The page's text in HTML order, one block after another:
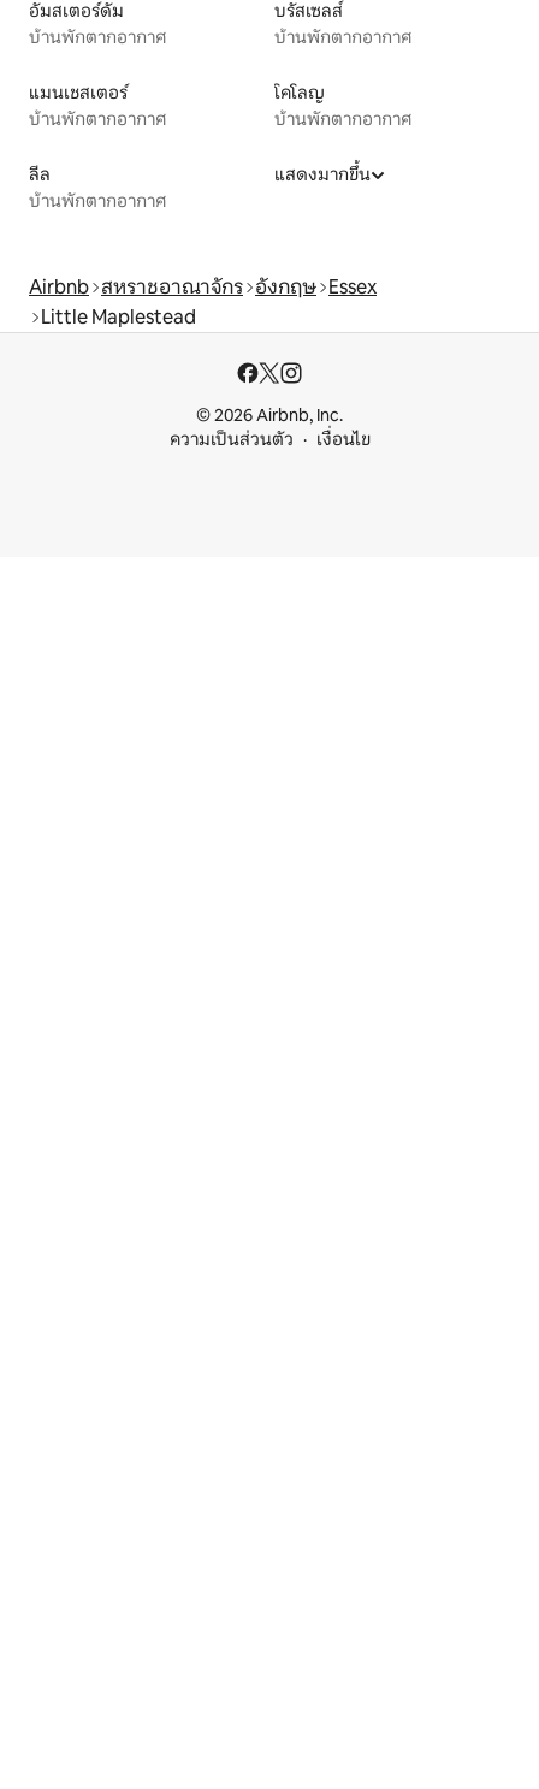
อัมสเตอร์ดัม
บ้านพักตากอากาศ
บรัสเซลส์
บ้านพักตากอากาศ
แมนเชสเตอร์
บ้านพักตากอากาศ
โคโลญ
บ้านพักตากอากาศ
ลีล
บ้านพักตากอากาศ
แสดงมากขึ้น
Airbnb สหราชอาณาจักร อังกฤษ Essex
Little Maplestead
© 2026 Airbnb, Inc.
ความเป็นส่วนตัว
เงื่อนไข